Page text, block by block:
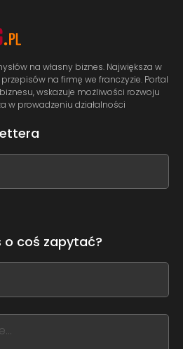
na własny biznes. Największa w
na firmę we franczyzie. Portal
wskazuje możliwości rozwoju
w prowadzeniu działalności
o coś zapytać?